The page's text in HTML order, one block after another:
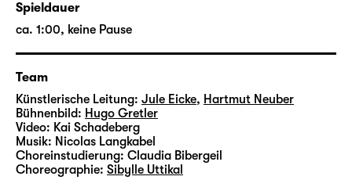
Lebens. Auf der Hinterbühne des Schauspiel
Leipzig trifft eine illustre Tischgesellschaft
auf dynamische Kellner und gerät im Laufe
des Abends immer wieder in unerwartete
Schieflagen. Erzählerische, tänzerische und
musikalische Energie beeinflusst dabei, unter
welchen Bedingungen und mit welchem
Ergebnis die Nahrungsaufnahme
bewerkstelligt werden kann.
Spieldauer
ca. 1:00, keine Pause
Team
Künstlerische Leitung: Jule Eicke, Hartmut Neuber
Bühnenbild: Hugo Gretler
Video: Kai Schadeberg
Musik: Nicolas Langkabel
Choreinstudierung: Claudia Bibergeil
Choreographie: Sibylle Uttikal